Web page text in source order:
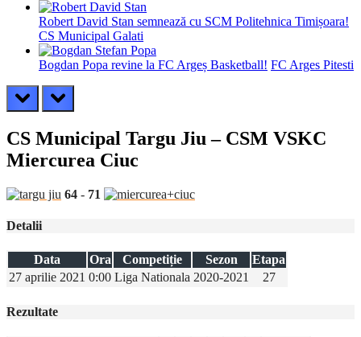
Robert David Stan semnează cu SCM Politehnica Timișoara!
CS Municipal Galati
Bogdan Popa revine la FC Argeș Basketball! FC Arges Pitesti
prev next
CS Municipal Targu Jiu – CSM VSKC
Miercurea Ciuc
64 - 71
Detalii
Data Ora Competiție Sezon
Etapa
27 aprilie 2021 0:00 Liga Nationala 2020-2021 27
Rezultate